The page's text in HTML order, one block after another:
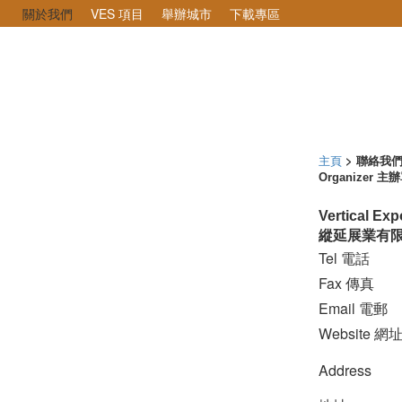
關於我們 VES 項目 舉辦城市 下載專區
主頁 > 聯絡我們
Organizer 主辦
Vertical
縱延展業有
Tel 電話
Fax 傳真
Email 電郵
Website 網址
Address